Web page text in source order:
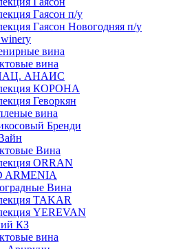
Гаясон п/у
Гаясон Новогодняя п/у
вина
вина
АНАИС
КОРОНА
Геворкян
вина
Бренди
Вина
ORRAN
ARMENIA
Вина
TAKAR
YEREVAN
КЗ
вина